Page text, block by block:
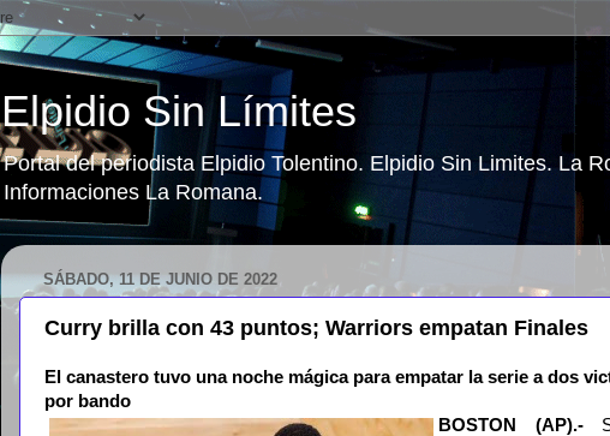
Elpidio Sin Límites
Portal del periodista Elpidio Tolentino. Elpidio Sin Limites. La
Informaciones La Romana.
SÁBADO, 11 DE JUNIO DE 2022
Curry brilla con 43 puntos; Warriors empatan Finales
El canastero tuvo una noche mágica para empatar la serie a dos
por bando
BOSTON (AP).-